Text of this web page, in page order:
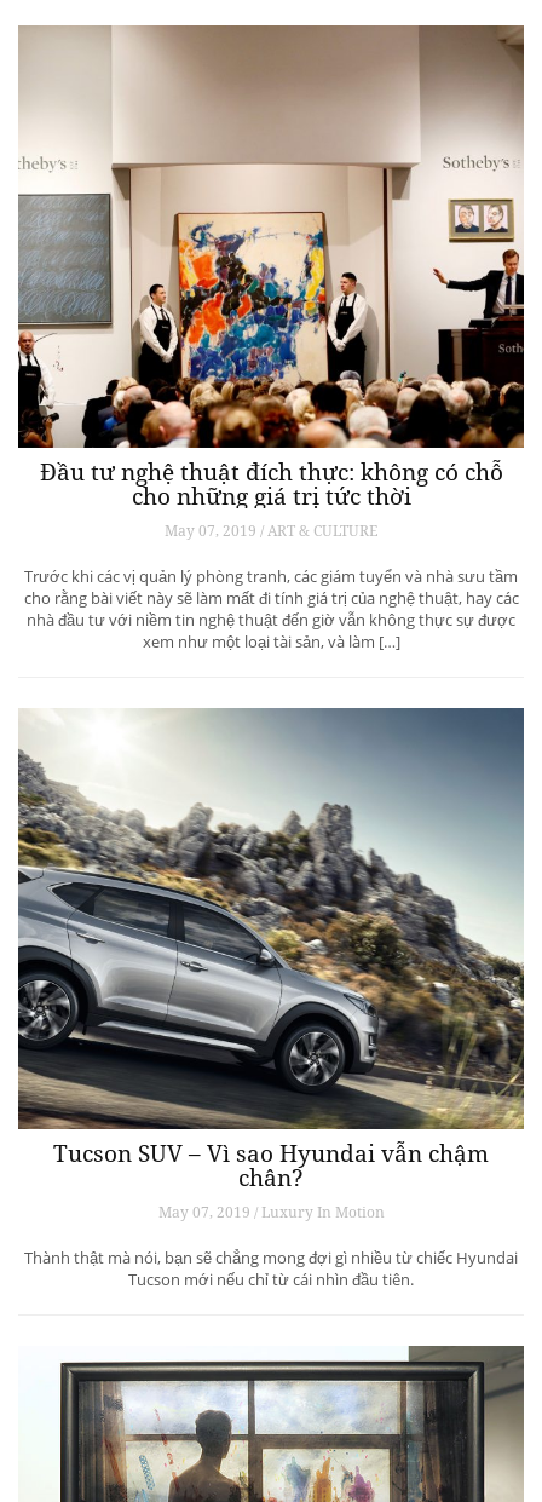
Đầu tư nghệ thuật đích thực: không có chỗ
cho những giá trị tức thời
May 07, 2019 / ART & CULTURE
Trước khi các vị quản lý phòng tranh, các giám tuyển và nhà sưu tầm
cho rằng bài viết này sẽ làm mất đi tính giá trị của nghệ thuật, hay các
nhà đầu tư với niềm tin nghệ thuật đến giờ vẫn không thực sự được
xem như một loại tài sản, và làm […]
Tucson SUV – Vì sao Hyundai vẫn chậm
chân?
May 07, 2019 / Luxury In Motion
Thành thật mà nói, bạn sẽ chẳng mong đợi gì nhiều từ chiếc Hyundai
Tucson mới nếu chỉ từ cái nhìn đầu tiên.